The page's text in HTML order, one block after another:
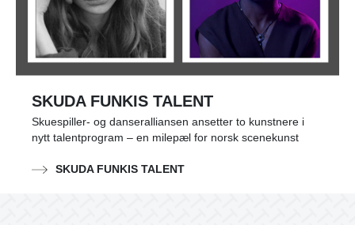
SKUDA FUNKIS TALENT
Skuespiller- og danseralliansen ansetter to kunstnere i
nytt talentprogram – en milepæl for norsk scenekunst
SKUDA FUNKIS TALENT